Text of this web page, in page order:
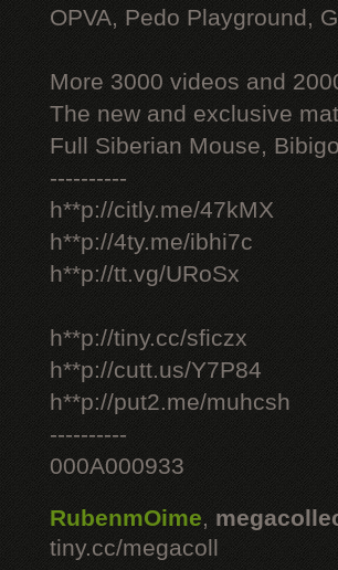
OPVA, Pedo Playground,
More 3000 videos and
The new and exclusive
Full Siberian Mouse,
----------
h**p://citly.me/47kMX
h**p://4ty.me/ibhi7c
h**p://tt.vg/URoSx
h**p://tiny.cc/sficzx
h**p://cutt.us/Y7P84
h**p://put2.me/muhcsh
----------
000A000933
RubenmOime,
tiny.cc/megacoll